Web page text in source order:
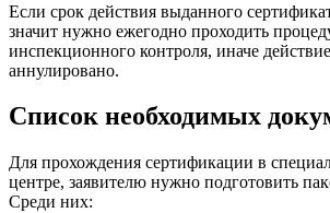
Если срок действия выданного
значит нужно ежегодно проходить
инспекционного контроля, иначе
аннулировано.
Список необходимых
Для прохождения сертификации в
центре, заявителю нужно подготовить
Среди них: